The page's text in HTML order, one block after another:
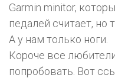
Garmin minitor,
педалей считает, но
А у нам только ноги.
Короче все
попробовать. Вот